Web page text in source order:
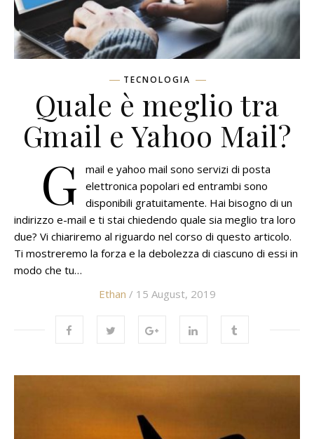
TECNOLOGIA
Quale è meglio tra
Gmail e Yahoo Mail?
G
mail e yahoo mail sono servizi di posta
elettronica popolari ed entrambi sono
disponibili gratuitamente. Hai bisogno di un
indirizzo e-mail e ti stai chiedendo quale sia meglio tra loro
due? Vi chiariremo al riguardo nel corso di questo articolo.
Ti mostreremo la forza e la debolezza di ciascuno di essi in
modo che tu…
Ethan / 15 August, 2019